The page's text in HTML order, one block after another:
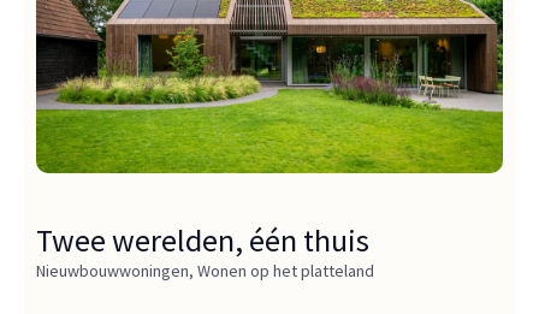
Twee werelden, één thuis
Nieuwbouwwoningen, Wonen op het platteland